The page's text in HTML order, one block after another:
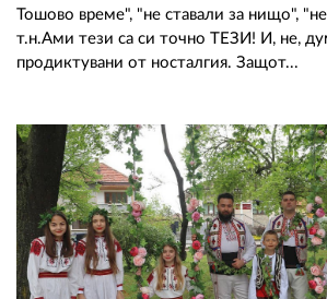
Тошово време", "не ставали за нищо",
т.н.Ами тези са си точно ТЕЗИ! И, не,
продиктувани от носталгия. Защот...